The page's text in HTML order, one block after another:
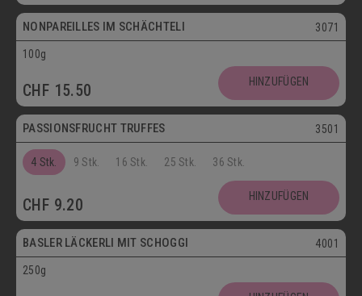
Postversand
NONPAREILLES IM SCHÄCHTELI 3071
100g
CHF 15.50 HINZUFÜGEN
Postversand
PASSIONSFRUCHT TRUFFES 3501
4 Stk. 9 Stk. 16 Stk. 25 Stk. 36 Stk.
CHF 9.20 HINZUFÜGEN
Vegetarisch
BASLER LÄCKERLI MIT SCHOGGI 4001
250g